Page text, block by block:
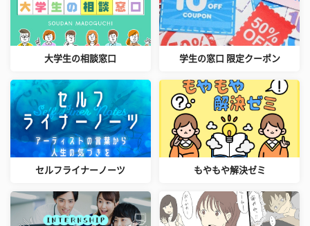
大学生の相談窓口 学生の窓口 限定クーポン
セルフライナーノーツ もやもや解決ゼミ